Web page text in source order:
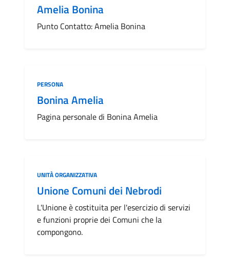
Amelia Bonina
Punto Contatto: Amelia Bonina
Categoria:
PERSONA
Bonina Amelia
Pagina personale di Bonina Amelia
Categoria:
UNITÀ ORGANIZZATIVA
Unione Comuni dei Nebrodi
L'Unione è costituita per l'esercizio di servizi
e funzioni proprie dei Comuni che la
compongono.